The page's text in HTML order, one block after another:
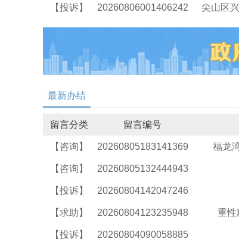
【投诉】 20260806001406242 尖山区
最新办结
留言分类 留言编号
【咨询】 20260805183141369 福龙
【咨询】 20260805132444943
【投诉】 20260804142047246
【求助】 20260804123235948 重性
【投诉】 20260804090058885